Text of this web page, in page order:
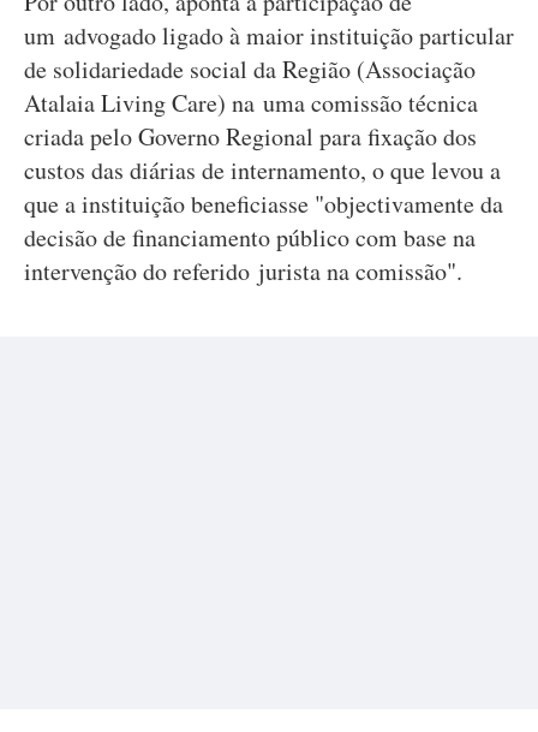
um advogado ligado à maior instituição particular
de solidariedade social da Região (Associação
Atalaia Living Care) na uma comissão técnica
criada pelo Governo Regional para fixação dos
custos das diárias de internamento, o que levou a
que a instituição beneficiasse "objectivamente da
decisão de financiamento público com base na
intervenção do referido jurista na comissão".